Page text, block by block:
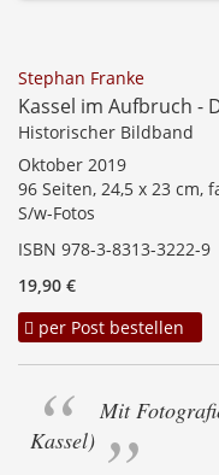
Stephan Franke
Kassel im Aufbruch -
Historischer Bildband
Oktober 2019
96 Seiten, 24,5 x 23 cm,
S/w-Fotos
ISBN 978-3-8313-3222-9
19,90 €
per Post bestellen
Mit
Kassel)